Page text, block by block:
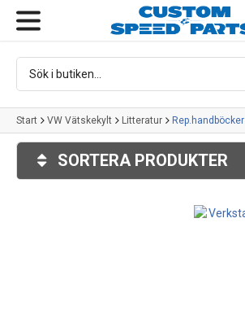
Start VW Vätskekylt Litteratur Rep.handböcker
SORTERA PRODUKTER